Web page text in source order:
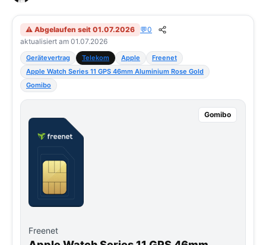
⚠ Abgelaufen seit 01.07.2026 💬0
aktualisiert am 01.07.2026
Gerätevertrag Telekom Apple
Freenet
Apple Watch Series 11 GPS 46mm Aluminium Rose Gold
Gomibo
Gomibo
Freenet